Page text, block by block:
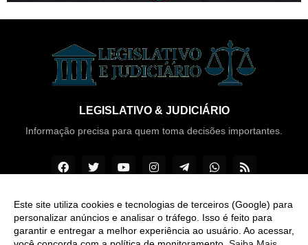
LEGISLATIVO & JUDICIÁRIO
Informação precisa para quem toma decisões importantes.
Copyright © 2026Legislativo & Judiciário
Este site utiliza cookies e tecnologias de terceiros (Google) para
personalizar anúncios e analisar o tráfego. Isso é feito para
garantir e entregar a melhor experiência ao usuário. Ao acessar,